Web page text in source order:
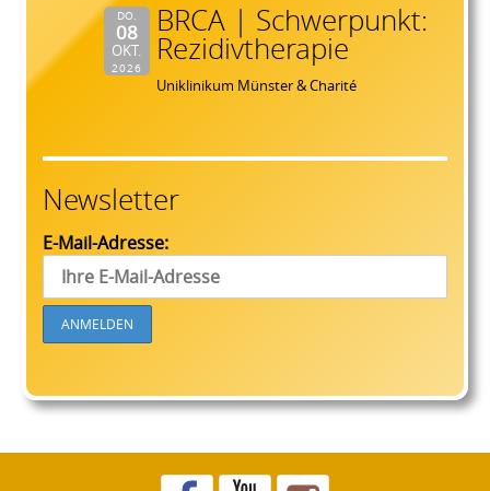
DO.
08
OKT.
2026
BRCA | Schwerpunkt:
Rezidivtherapie
Uniklinikum Münster & Charité
Newsletter
E-Mail-Adresse: